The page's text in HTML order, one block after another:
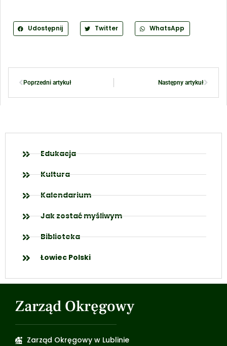
Udostępnij Twitter WhatsApp
Poprzedni artykuł Następny artykuł
Edukacja
Kultura
Kalendarium
Jak zostać myśliwym
Biblioteka
Łowiec Polski
Zarząd Okręgowy
Zarząd Okręgowy w Lublinie